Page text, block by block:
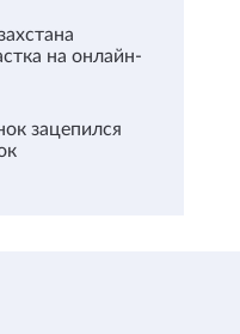
на онлайн-
зацепился